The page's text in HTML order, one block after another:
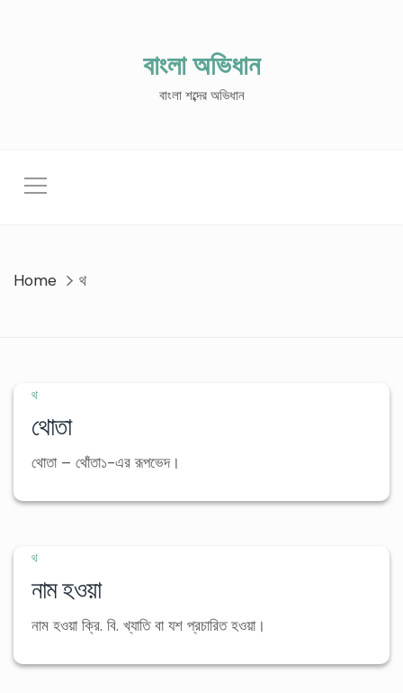
বাংলা অভিধান
বাংলা শব্দের অভিধান
Home থ
থ
থোতা
থোতা – থোঁতা১-এর রূপভেদ।
থ
নাম হওয়া
নাম হওয়া ক্রি. বি. খ্যাতি বা যশ প্রচারিত হওয়া।